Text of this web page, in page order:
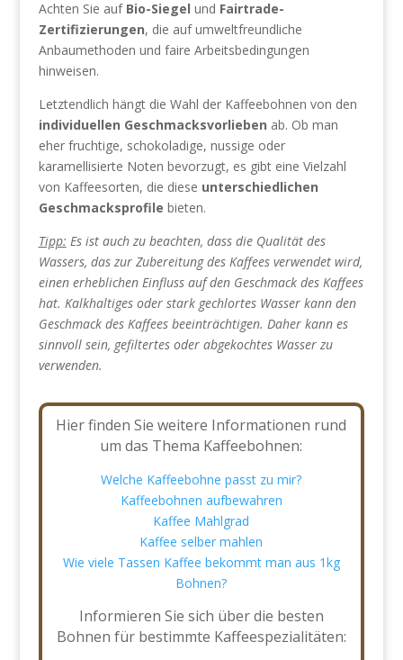
Achten Sie auf Bio-Siegel und Fairtrade-
Zertifizierungen, die auf umweltfreundliche
Anbaumethoden und faire Arbeitsbedingungen
hinweisen.
Letztendlich hängt die Wahl der Kaffeebohnen von den
individuellen Geschmacksvorlieben ab. Ob man
eher fruchtige, schokoladige, nussige oder
karamellisierte Noten bevorzugt, es gibt eine Vielzahl
von Kaffeesorten, die diese unterschiedlichen
Geschmacksprofile bieten.
Tipp: Es ist auch zu beachten, dass die Qualität des
Wassers, das zur Zubereitung des Kaffees verwendet wird,
einen erheblichen Einfluss auf den Geschmack des Kaffees
hat. Kalkhaltiges oder stark gechlortes Wasser kann den
Geschmack des Kaffees beeinträchtigen. Daher kann es
sinnvoll sein, gefiltertes oder abgekochtes Wasser zu
verwenden.
Hier finden Sie weitere Informationen rund
um das Thema Kaffeebohnen:
Welche Kaffeebohne passt zu mir?
Kaffeebohnen aufbewahren
Kaffee Mahlgrad
Kaffee selber mahlen
Wie viele Tassen Kaffee bekommt man aus 1kg
Bohnen?
Informieren Sie sich über die besten
Bohnen für bestimmte Kaffeespezialitäten: